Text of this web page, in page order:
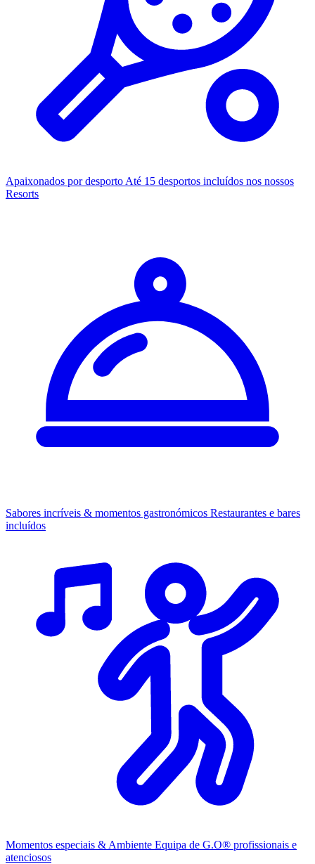
Apaixonados por desporto Até 15 desportos incluídos nos nossos
Resorts
Sabores incríveis & momentos gastronómicos Restaurantes e bares
incluídos
Momentos especiais & Ambiente Equipa de G.O® profissionais e
atenciosos